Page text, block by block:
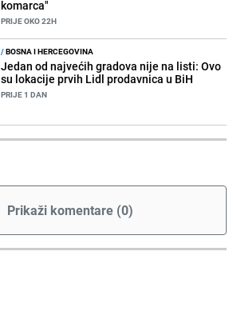
komarca"
PRIJE OKO 22H
/BOSNA I HERCEGOVINA
Jedan od najvećih gradova nije na listi: Ovo
su lokacije prvih Lidl prodavnica u BiH
PRIJE 1 DAN
Prikaži komentare (0)